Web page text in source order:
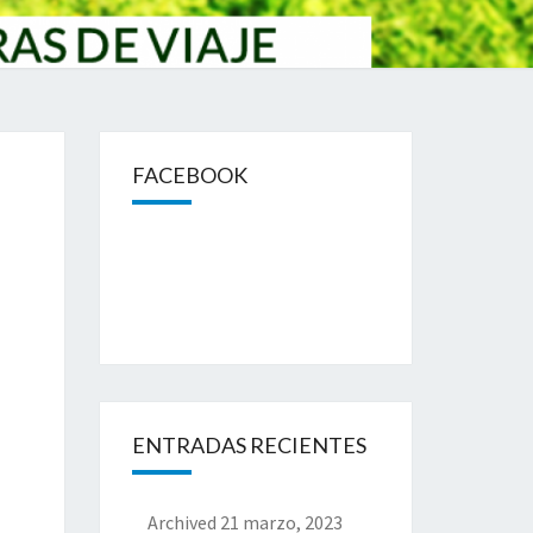
FACEBOOK
ENTRADAS RECIENTES
Archived 21 marzo, 2023